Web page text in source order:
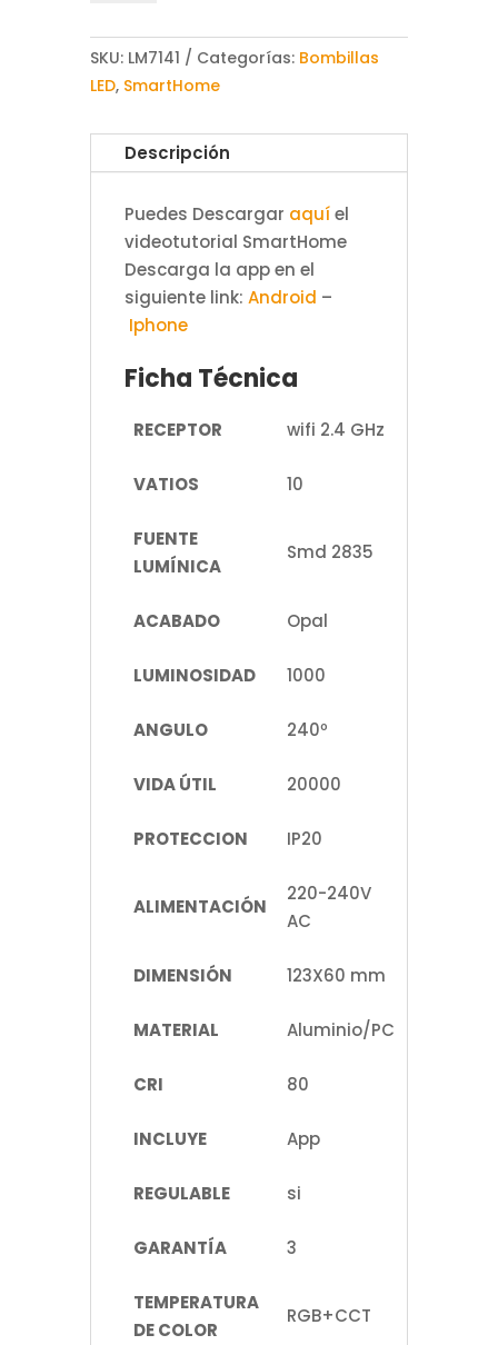
A
2
Caras
Dc
cantidad
SKU: LM7141 Categorías: Bombillas
LED, SmartHome
Descripción
Puedes Descargar aquíel
videotutorial SmartHome
Descarga la app en el
siguiente link: Android –
Iphone
Ficha Técnica
RECEPTOR wifi 2.4 GHz
VATIOS 10
FUENTE
LUMÍNICA
Smd 2835
ACABADO Opal
LUMINOSIDAD 1000
ANGULO 240º
VIDA ÚTIL 20000
PROTECCION IP20
ALIMENTACIÓN
220-240V
AC
DIMENSIÓN 123X60 mm
MATERIAL Aluminio/PC
CRI 80
INCLUYE App
REGULABLE si
GARANTÍA 3
TEMPERATURA
DE COLOR
RGB+CCT